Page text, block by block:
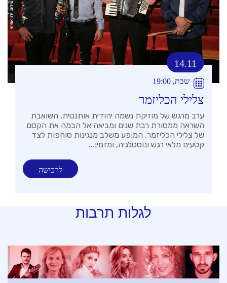
14.11
שבת, 19:00
צלילי הכליזמר
ערב מרגש של מוזיקת נשמה יהודית אותנטית, השואבת
השראה ממסורת רבת שנים ומביאה אל הבמה את הקסם
של צלילי הכליזמר. המופע משלב מנגינות סוחפות לצד
קטעים מלאי רגש ונוסטלגיה, ומזמין...
לרכישה
לגלות תרבות